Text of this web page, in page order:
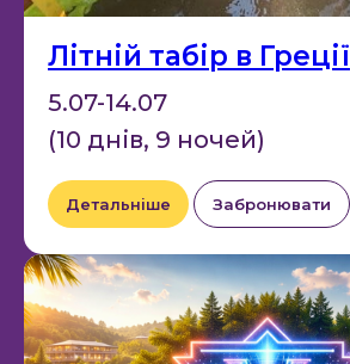
Літній табір в Греції
5.07-14.07
(10 днів, 9 ночей)
Детальніше Забронювати